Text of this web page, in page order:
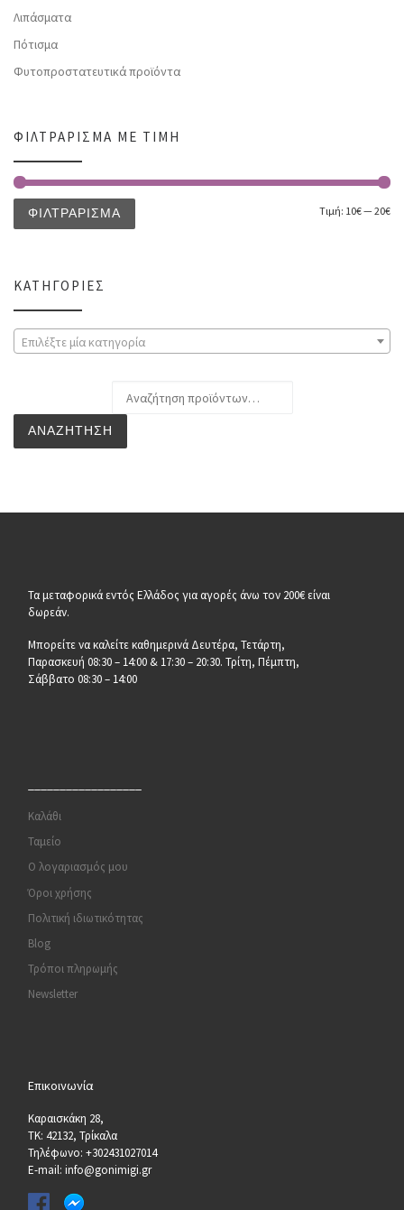
Λιπάσματα
Πότισμα
Φυτοπροστατευτικά προϊόντα
ΦΙΛΤΡΆΡΙΣΜΑ ΜΕ ΤΙΜΉ
ΦΙΛΤΡΆΡΙΣΜΑ Τιμή: 10€—20€
ΚΑΤΗΓΟΡΊΕΣ
Επιλέξτε μία κατηγορία
ΑΝΑΖΉΤΗΣΗ
Τα μεταφορικά εντός Ελλάδος για αγορές άνω τον 200€ είναι
δωρεάν.
Μπορείτε να καλείτε καθημερινά Δευτέρα, Τετάρτη,
Παρασκευή 08:30 – 14:00 & 17:30 – 20:30. Τρίτη, Πέμπτη,
Σάββατο 08:30 – 14:00
Καλάθι
Ταμείο
Ο λογαριασμός μου
Όροι χρήσης
Πολιτική ιδιωτικότητας
Blog
Τρόποι πληρωμής
Newsletter
Επικοινωνία
Καραισκάκη 28,
ΤΚ: 42132, Τρίκαλα
Τηλέφωνο: +302431027014
E-mail: info@gonimigi.gr